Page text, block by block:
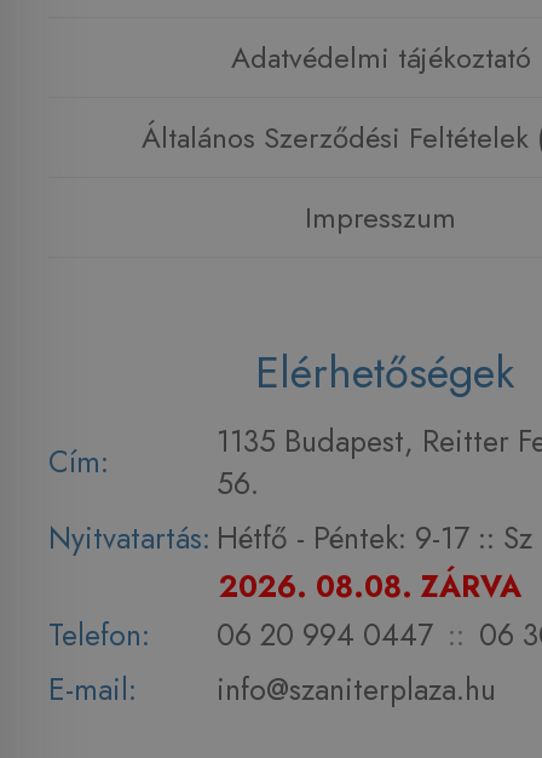
Adatvédelmi tájékoztató
Általános Szerződési Feltételek
Impresszum
Elérhetőségek
Cím:
1135 Budapest, Reitter
56.
Nyitvatartás: Hétfő - Péntek: 9-17 :: Sz
2026. 08.08. ZÁRVA
Telefon:
06 20 994 0447 :: 06
E-mail:
info@szaniterplaza.hu